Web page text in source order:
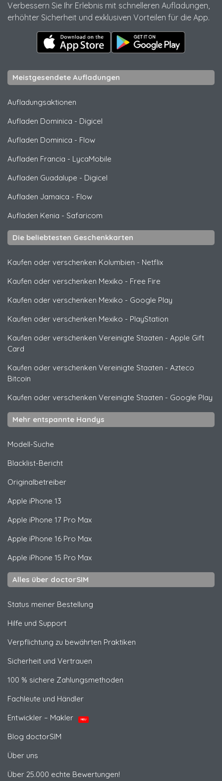
Verbessern Sie Ihr Erlebnis mit schnelleren Aufladungen,
erhöhter Sicherheit und exklusiven Vorteilen für die App.
Meistgesendete Aufladungen
Aufladungsaktionen
Aufladen Dominica - Digicel
Aufladen Dominica - Flow
Aufladen Francia - LycaMobile
Aufladen Guadalupe - Digicel
Aufladen Jamaica - Flow
Aufladen Kenia - Safaricom
Die beliebtesten Geschenkkarten
Kaufen oder verschenken Kolumbien - Netflix
Kaufen oder verschenken Mexiko - Free Fire
Kaufen oder verschenken Mexiko - Google Play
Kaufen oder verschenken Mexiko - PlayStation
Kaufen oder verschenken Vereinigte Staaten - Apple Gift
Card
Kaufen oder verschenken Vereinigte Staaten - Azteco
Bitcoin
Kaufen oder verschenken Vereinigte Staaten - Google Play
Mehr entspannte Handys
Modell-Suche
Blacklist-Bericht
Originalbetreiber
Apple iPhone 13
Apple iPhone 17 Pro Max
Apple iPhone 16 Pro Max
Apple iPhone 15 Pro Max
Alles über doctorSIM
Status meiner Bestellung
Hilfe und Support
Verpflichtung zu bewährten Praktiken
Sicherheit und Vertrauen
100 % sichere Zahlungsmethoden
Fachleute und Händler
Entwickler – Makler
NEU
Blog doctorSIM
Über uns
Über 25.000 echte Bewertungen!